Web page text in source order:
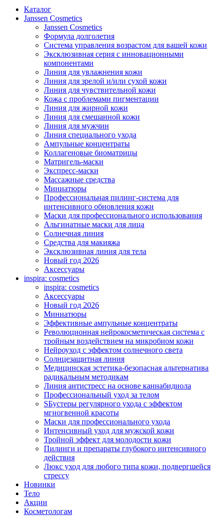
Каталог
Janssen Cosmetics
Janssen Cosmetics
Формула долголетия
Система управления возрастом для вашей кожи
Эксклюзивная серия с инновационными
компонентами
Линия для увлажнения кожи
Линия для зрелой и/или сухой кожи
Линия для чувствительной кожи
Кожа с проблемами пигментации
Линия для жирной кожи
Линия для смешанной кожи
Линия для мужчин
Линия специального ухода
Ампульные концентраты
Коллагеновые биоматрицы
Матригель-маски
Экспресс-маски
Массажные средства
Миниатюры
Профессиональная пилинг-система для
интенсивного обновления кожи
Маски для профессионального использования
Альгинатные маски для лица
Солнечная линия
Средства для макияжа
Эксклюзивная линия для тела
Новый год 2026
Аксессуары
inspira: cosmetics
inspira: cosmetics
Аксессуары
Новый год 2026
Миниатюры
Эффективные ампульные концентраты
Революционная нейрокосметическая система с
тройным воздействием на микробиом кожи
Нейроуход с эффектом солнечного света
Солнцезащитная линия
Медицинская эстетика-безопасная альтернатива
радикальным методикам
Линия антистресс на основе каннабидиола
Профессиональный уход за телом
SБустеры регулярного ухода с эффектом
мгногвенной красоты
Маски для профессионального ухода
Интенсивный уход для мужской кожи
Тройной эффект для молодости кожи
Пилинги и препараты глубокого интенсивного
действия
Люкс уход для любого типа кожи, подвергшейся
стрессу
Новинки
Тело
Акции
Косметологам